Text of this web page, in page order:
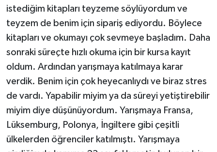
istediğim kitapları teyzeme söylüyordum ve
teyzem de benim için sipariş ediyordu. Böylece
kitapları ve okumayı çok sevmeye başladım. Daha
sonraki süreçte hızlı okuma için bir kursa kayıt
oldum. Ardından yarışmaya katılmaya karar
verdik. Benim için çok heyecanlıydı ve biraz stres
de vardı. Yapabilir miyim ya da süreyi yetiştirebilir
miyim diye düşünüyordum. Yarışmaya Fransa,
Lüksemburg, Polonya, İngiltere gibi çeşitli
ülkelerden öğrenciler katılmıştı. Yarışmaya